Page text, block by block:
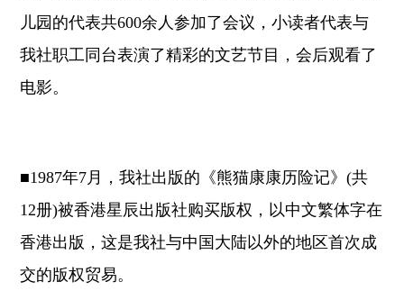
儿园的代表共600余人参加了会议，小读者代表与
我社职工同台表演了精彩的文艺节目，会后观看了
电影。
■1987年7月，我社出版的《熊猫康康历险记》(共
12册)被香港星辰出版社购买版权，以中文繁体字在
香港出版，这是我社与中国大陆以外的地区首次成
交的版权贸易。